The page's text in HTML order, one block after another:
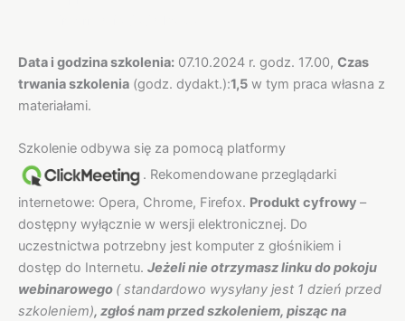
Data i godzina szkolenia: 07.10.2024 r. godz. 17.00, Czas
trwania szkolenia (godz. dydakt.):1,5 w tym praca własna z
materiałami.
Szkolenie odbywa się za pomocą platformy
. Rekomendowane przeglądarki
internetowe: Opera, Chrome, Firefox. Produkt cyfrowy –
dostępny wyłącznie w wersji elektronicznej. Do
uczestnictwa potrzebny jest komputer z głośnikiem i
dostęp do Internetu. Jeżeli nie otrzymasz linku do pokoju
webinarowego ( standardowo wysyłany jest 1 dzień przed
szkoleniem), zgłoś nam przed szkoleniem, pisząc na